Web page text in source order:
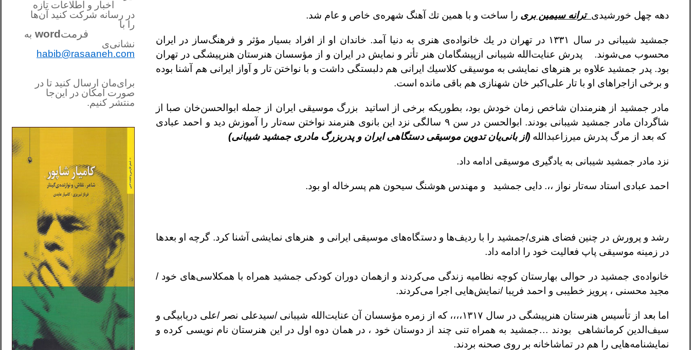
دهه چهل خورشيدى ترانه سيمين برى را ساخت و با همين تك آهنگ شهره‌ى خاص و عام شد.
جمشيد شيبانى در سال ١٣٣١ در تهران در يك خانواده‌ى هنرى به دنيا آمد. خاندان او از افراد بسيار مؤثر
و فرهنگ‌ساز در ايران
محسوب مى‌شوند. پدرش عنايت‌الله شيبانى ازپيشگامان هنر تأتر و نمايش در ايران و از مؤسسان هنرستان هنرپيشگى در تهران
بود. پدر جمشيد علاوه بر هنرهاى نمايشى به موسيقى كلاسيك ايرانى هم دلبستگى داشت و با نواختن تار و آواز ايرانى هم آشنا بوده
و برخى ازاجراهاى او با تار علی‌اكبر خان شهنازى هم باقى مانده است.
مادر جمشيد از هنرمندان شاخص زمان خودش بود، بطوريكه برخى از اساتيد بزرگ موسيقى ايران از جمله ابوالحسن‌خان صبا از
شاگردان مادر جمشيد شيبانى بودند. ابوالحسن در سن ٩ سالگى نزد اين بانوى هنرمند نواختن سه‌تار را آموزش ديد و احمد عبادى
كه بعد از مرگ پدرش ميرزاعبدالله (از بانى‌يان تدوين موسيقى دستگاهى ايران و پدربزرگ مادرى جمشيد شيبانى)
نزد مادر جمشيد شيبانى به يادگيرى موسيقى ادامه داد.
احمد عبادى استاد سه‌تار نواز ،،. دايى جمشيد و مهندس هوشنگ سيحون هم پسرخاله او بود.
رشد و پرورش در چنين فضاى هنرى/جمشيد را با رديف‌ها و دستگاه‌هاى موسيقى ايرانى و هنرهاى نمايشى آشنا كرد. گرچه او بعدها
در زمينه موسيقى پاپ فعاليت خود را ادامه داد.
خانواده‌ى جمشيد در حوالى بهارستان كوچه نظاميه زندگى مى‌كردند و ازهمان دوران كودكى جمشيد همراه با همكلاسى‌هاى خود /
مجيد محسنى ، پرويز خطيبى و احمد فريبا /نمايش‌هايى اجرا مى‌كردند.
اما بعد از تأسيس هنرستان هنرپيشگى در سال ١٣١٧،،،، كه از زمره مؤسسان آن عنايت‌الله شيبانى /
سيدعلى نصر /على دريابيگى و
سيف‌الدين كرمانشاهى بودند …جمشيد به همراه تنى چند از دوستان خود ، در همان دوه اول در اين هنرستان نام نويسى كرده و
نمايشنامه‌هايى را هم در تماشاخانه بر روى صحنه بردند.
اخبار و اطلاعات تازه
در رسانه شرکت کنید آن‌ها
را با
فرمتword به
نشانی‌ی
habib@rasaaneh.com
برای‌مان ارسال کنید تا در
صورت امکان در این‌جا
منتشر کنیم.